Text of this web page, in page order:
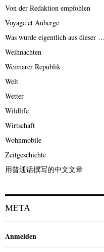
Von der Redaktion empfohlen
Voyage et Auberge
Was wurde eigentlich aus dieser
Weihnachten
Weimarer Republik
Welt
Wetter
Wildlife
Wirtschaft
Wohnmobile
Zeitgeschichte
用普通话撰写的中文文章
META
Anmelden